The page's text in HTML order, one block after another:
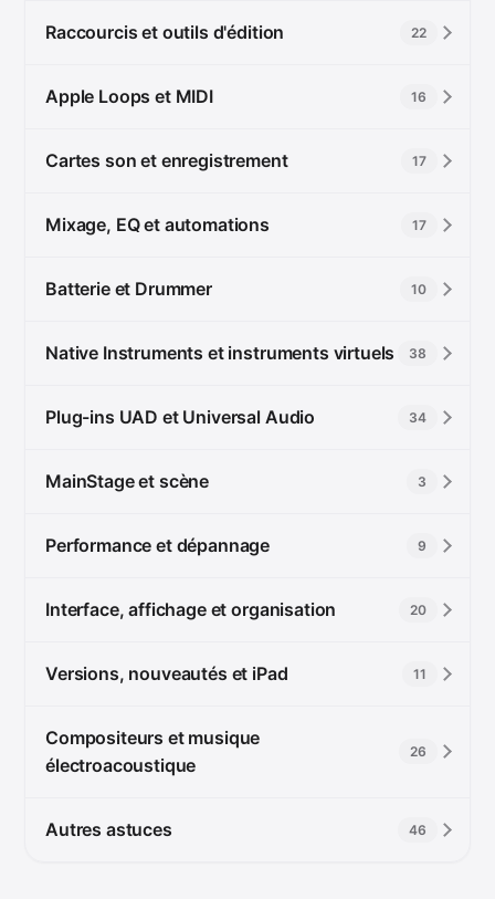
Raccourcis et outils d'édition 22
Apple Loops et MIDI 16
Cartes son et enregistrement 17
Mixage, EQ et automations 17
Batterie et Drummer 10
Native Instruments et instruments virtuels 38
Plug-ins UAD et Universal Audio 34
MainStage et scène 3
Performance et dépannage 9
Interface, affichage et organisation 20
Versions, nouveautés et iPad 11
Compositeurs et musique
électroacoustique
26
Autres astuces 46